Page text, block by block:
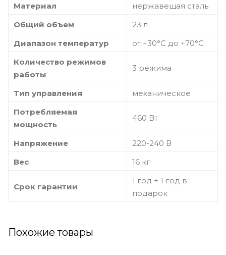
Материал
нержавещая сталь
Общий объем
23 л
Диапазон температур
от +30°C до +70°C
Количество режимов
работы
3 режима
Тип управления
механическое
Потребляемая
мощность
460 Вт
Напряжение
220-240 В
Вес
16 кг
Срок гарантии
1 год + 1 год в
подарок
Похожие товары